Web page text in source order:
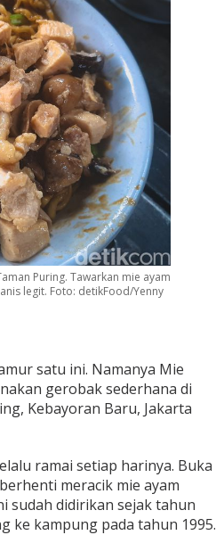
Puring. Tawarkan mie ayam
legit. Foto: detikFood/Yenny
satu ini. Namanya Mie
gerobak sederhana di
Kebayoran Baru, Jakarta
ramai setiap harinya. Buka
meracik mie ayam
sudah didirikan sejak tahun
ke kampung pada tahun 1995.